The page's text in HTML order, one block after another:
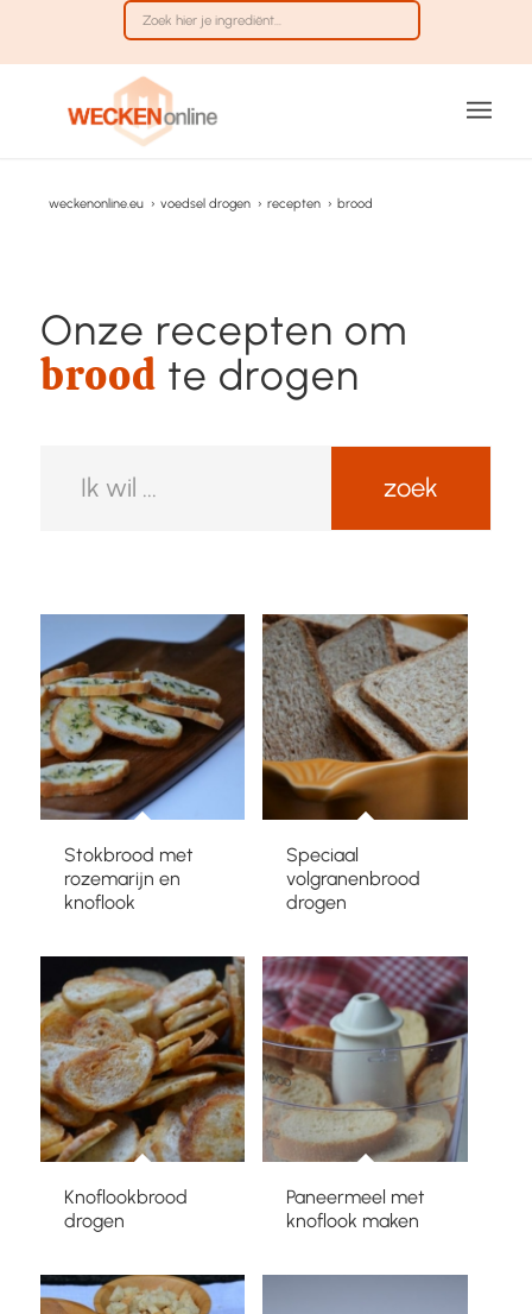
weckenonline.eu › voedsel drogen › recepten › brood
Onze recepten om
brood te drogen
Stokbrood met
rozemarijn en
knoflook
Speciaal
volgranenbrood
drogen
Knoflookbrood
drogen
Paneermeel met
knoflook maken